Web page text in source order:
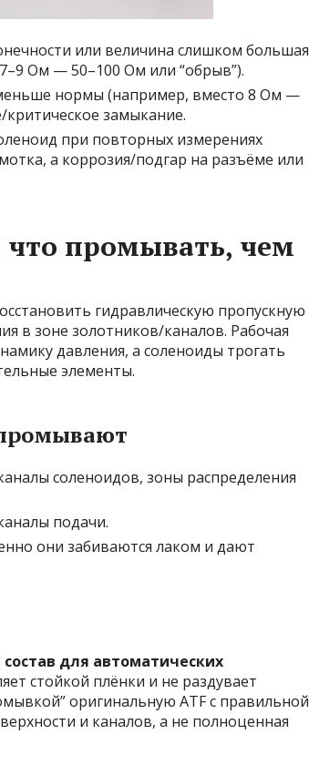
или величина слишком большая
Ом — 50–100 Ом или “обрыв”).
нормы (например, вместо 8 Ом —
замыкание.
при повторных измерениях
а коррозия/подгар на разъёме или
промывать, чем
гидравлическую пропускную
в зоне золотников/каналов. Рабочая
давления, а соленоиды трогать
элементы.
соленоидов, зоны распределения
подачи.
они забиваются лаком и дают
для автоматических
стойкой плёнки и не раздувает
оригинальную ATF с правильной
и каналов, а не полноценная